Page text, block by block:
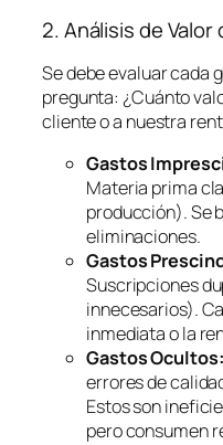
2. Análisis de
Se debe evaluar cada
pregunta: ¿Cuánto
cliente o a nuestra
Gastos
Materia prima
producción). Se
eliminaciones.
Gastos
Suscripciones
innecesarios).
inmediata o la
Gastos Ocultos:
errores de
Estos son
pero consumen